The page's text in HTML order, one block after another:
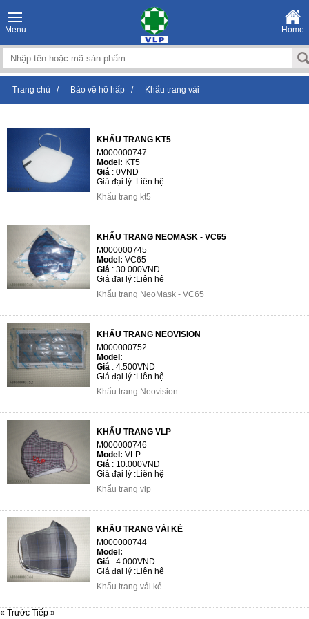
Menu Home
Trang chủ / Bảo vệ hô hấp / Khẩu trang vải
KHẨU TRANG KT5
M000000747
Model: KT5
Giá : 0VND
Giá đại lý :Liên hệ
Khẩu trang kt5
KHẨU TRANG NEOMASK - VC65
M000000745
Model: VC65
Giá : 30.000VND
Giá đại lý :Liên hệ
Khẩu trang NeoMask - VC65
KHẨU TRANG NEOVISION
M000000752
Model:
Giá : 4.500VND
Giá đại lý :Liên hệ
Khẩu trang Neovision
KHẨU TRANG VLP
M000000746
Model: VLP
Giá : 10.000VND
Giá đại lý :Liên hệ
Khẩu trang vlp
KHẨU TRANG VẢI KẺ
M000000744
Model:
Giá : 4.000VND
Giá đại lý :Liên hệ
Khẩu trang vải kẻ
« Trước Tiếp »